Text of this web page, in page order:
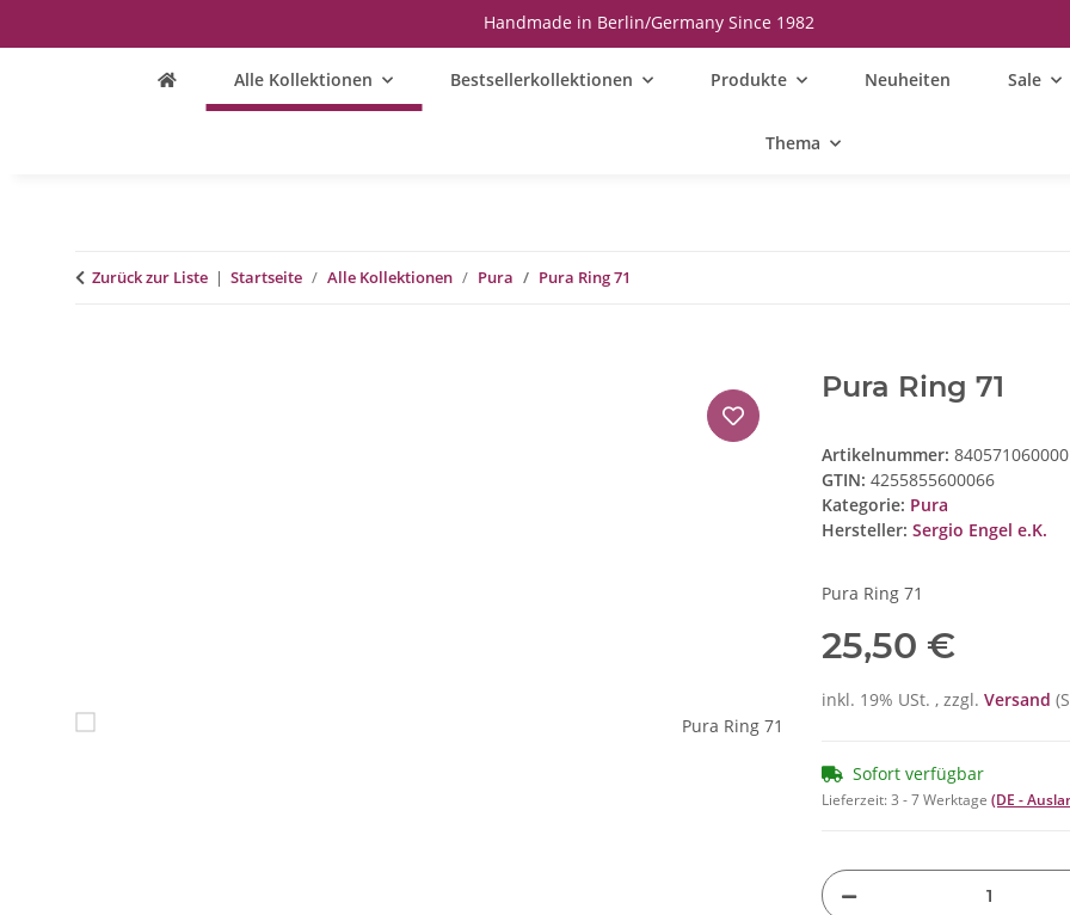
Handmade in Berlin/Germany Since 1982
Alle Kollektionen Bestsellerkollektionen Produkte Neuheiten Sale
Thema
Zurück zur Liste Startseite Alle Kollektionen Pura Pura Ring 71
Pura Ring 71
Artikelnummer: 840571060000
GTIN: 4255855600066
Kategorie: Pura
Hersteller: Sergio Engel e.K.
Pura Ring 71
25,50 €
inkl. 19% USt. , zzgl. Versand
Sofort verfügbar
Lieferzeit:3 - 7 Werktage (DE -